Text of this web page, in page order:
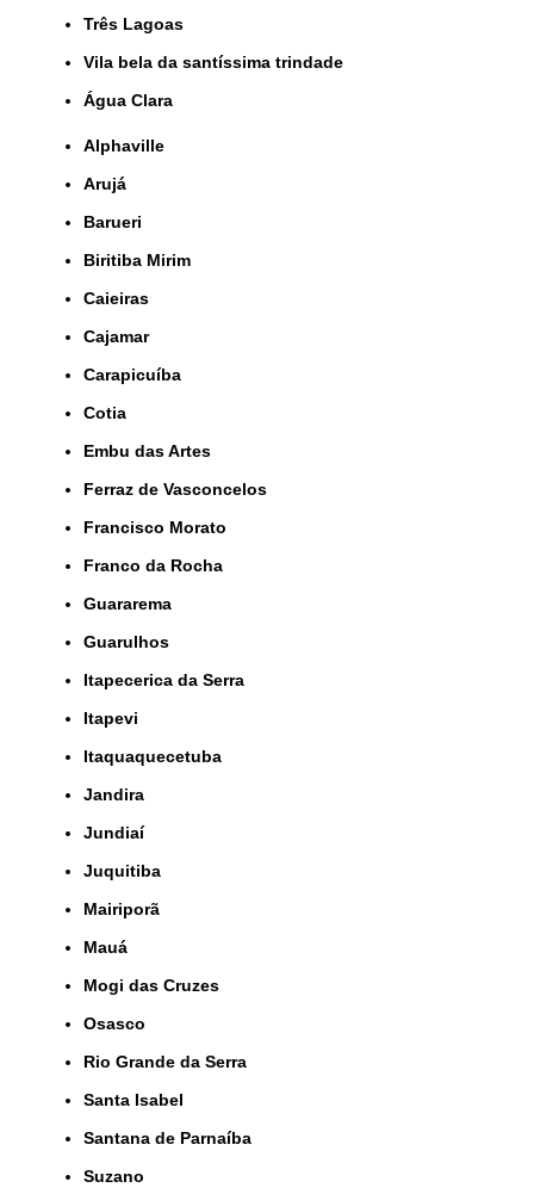
Três Lagoas
Vila bela da santíssima trindade
Água Clara
Alphaville
Arujá
Barueri
Biritiba Mirim
Caieiras
Cajamar
Carapicuíba
Cotia
Embu das Artes
Ferraz de Vasconcelos
Francisco Morato
Franco da Rocha
Guararema
Guarulhos
Itapecerica da Serra
Itapevi
Itaquaquecetuba
Jandira
Jundiaí
Juquitiba
Mairiporã
Mauá
Mogi das Cruzes
Osasco
Rio Grande da Serra
Santa Isabel
Santana de Parnaíba
Suzano